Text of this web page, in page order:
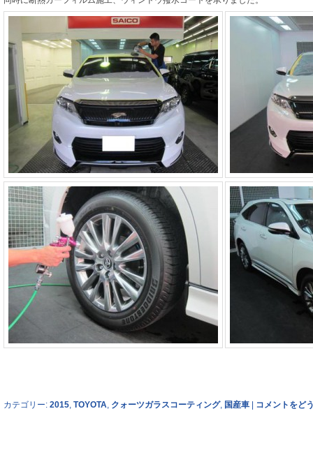
カテゴリー: 2015, TOYOTA, クォーツガラスコーティング, 国産車 コメントをど